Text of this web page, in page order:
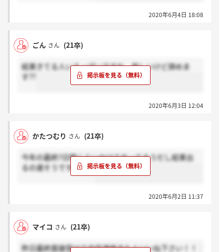
2020年6月4日 18:08
ごん さん (21卒)
結果きてる人いるっぽいですね、悲しいけど諦めま
す??
2020年6月3日 12:04
かたつむり さん (21卒)
今年の最終7日間くらいかけてやってそうだし結果出
るの遅そうですよね…
2020年6月2日 11:37
マイコ さん (21卒)
昨日最終面接受けて内定連絡きた人いいね下さい！！